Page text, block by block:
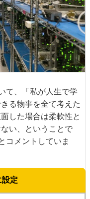
て、「私が人生で学
る物事を全て考えた
した場合は柔軟性と
い、ということで
コメントしていま
定